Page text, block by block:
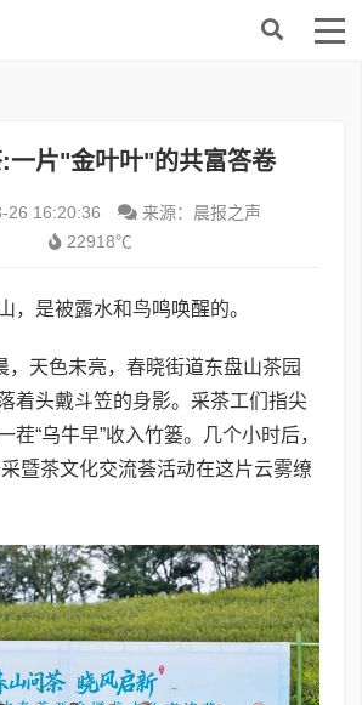
一片"金叶叶"的共富答卷
26 16:20:36
来源：晨报之声
22918℃
，是被露水和鸟鸣唤醒的。
，天色未亮，春晓街道东盘山茶园
着头戴斗笠的身影。采茶工们指尖
茬“乌牛早”收入竹篓。几个小时后，
暨茶文化交流荟活动在这片云雾缭